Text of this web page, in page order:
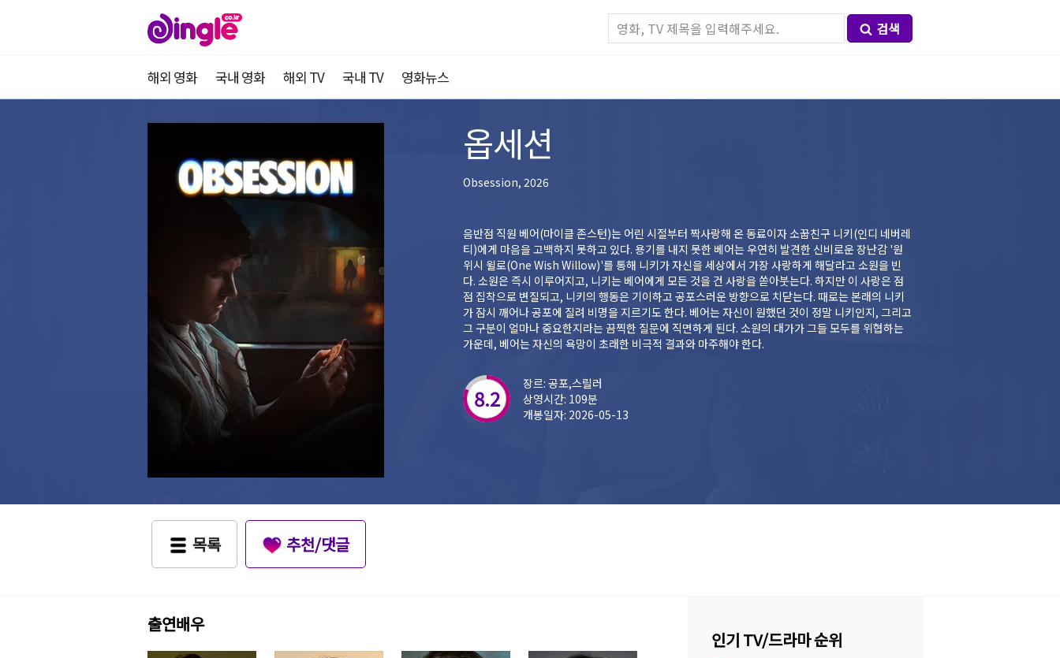
검색
해외 영화 국내 영화 해외 TV 국내 TV 영화뉴스
옵세션
Obsession, 2026
음반점 직원 베어(마이클 존스턴)는 어린 시절부터 짝사랑해 온 동료이자 소꿉친구 니키(인디 네버레
티)에게 마음을 고백하지 못하고 있다. 용기를 내지 못한 베어는 우연히 발견한 신비로운 장난감 '원
위시 윌로(One Wish Willow)'를 통해 니키가 자신을 세상에서 가장 사랑하게 해달라고 소원을 빈
다. 소원은 즉시 이루어지고, 니키는 베어에게 모든 것을 건 사랑을 쏟아붓는다. 하지만 이 사랑은 점
점 집착으로 변질되고, 니키의 행동은 기이하고 공포스러운 방향으로 치닫는다. 때로는 본래의 니키
가 잠시 깨어나 공포에 질려 비명을 지르기도 한다. 베어는 자신이 원했던 것이 정말 니키인지, 그리고
그 구분이 얼마나 중요한지라는 끔찍한 질문에 직면하게 된다. 소원의 대가가 그들 모두를 위협하는
가운데, 베어는 자신의 욕망이 초래한 비극적 결과와 마주해야 한다.
8.2
장르: 공포,스릴러
상영시간: 109분
개봉일자: 2026-05-13
목록 추천/댓글
출연배우
인기 TV/드라마 순위